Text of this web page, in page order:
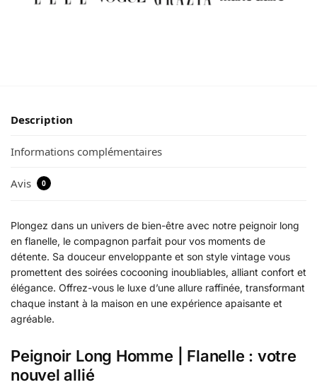
Description
Informations complémentaires
Avis 0
Plongez dans un univers de bien-être avec notre peignoir long
en flanelle, le compagnon parfait pour vos moments de
détente. Sa douceur enveloppante et son style vintage vous
promettent des soirées cocooning inoubliables, alliant confort et
élégance. Offrez-vous le luxe d’une allure raffinée, transformant
chaque instant à la maison en une expérience apaisante et
agréable.
Peignoir Long Homme | Flanelle : votre
nouvel allié